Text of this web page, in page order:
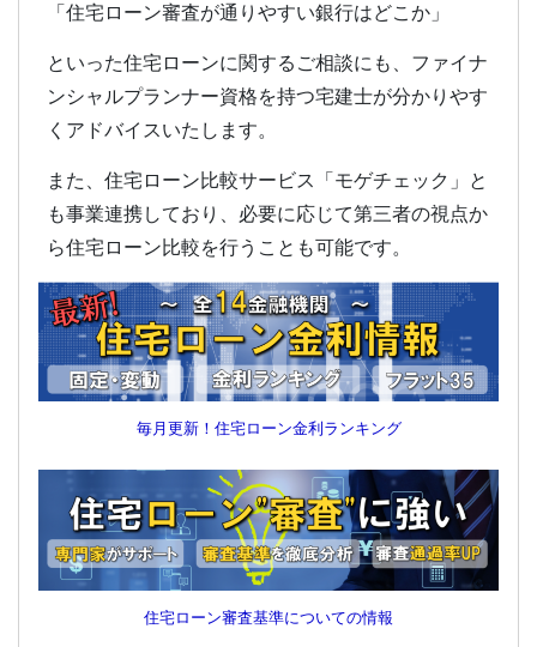
「住宅ローン審査が通りやすい銀行はどこか」
といった住宅ローンに関するご相談にも、ファイナ
ンシャルプランナー資格を持つ宅建士が分かりやす
くアドバイスいたします。
また、住宅ローン比較サービス「モゲチェック」と
も事業連携しており、必要に応じて第三者の視点か
ら住宅ローン比較を行うことも可能です。
毎月更新！住宅ローン金利ランキング
住宅ローン審査基準についての情報